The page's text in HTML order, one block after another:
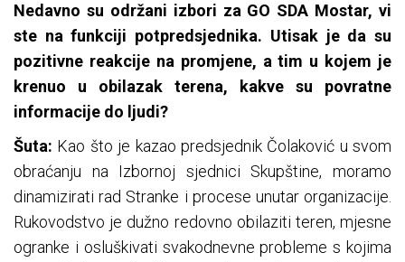
Nedavno su održani izbori za GO SDA Mostar, vi
ste na funkciji potpredsjednika. Utisak je da su
pozitivne reakcije na promjene, a tim u kojem je
krenuo u obilazak terena, kakve su povratne
informacije do ljudi?
Šuta: Kao što je kazao predsjednik Čolaković u svom
obraćanju na Izbornoj sjednici Skupštine, moramo
dinamizirati rad Stranke i procese unutar organizacije.
Rukovodstvo je dužno redovno obilaziti teren, mjesne
ogranke i osluškivati svakodnevne probleme s kojima